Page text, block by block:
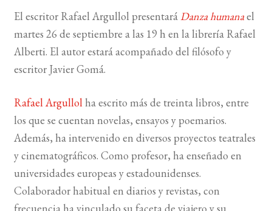
LISTA DE LIBROS
El escritor Rafael Argullol presentaráDanza humanael
martes 26 de septiembre a las 19 h en la librería Rafael
Alberti. El autor estará acompañado del filósofo y
escritor Javier Gomá.
Rafael Argullolha escrito más de treinta libros, entre
los que se cuentan novelas, ensayos y poemarios.
Además, ha intervenido en diversos proyectos teatrales
y cinematográficos. Como profesor, ha enseñado en
universidades europeas y estadounidenses.
Colaborador habitual en diarios y revistas, con
frecuencia ha vincu­lado su faceta de viajero y su